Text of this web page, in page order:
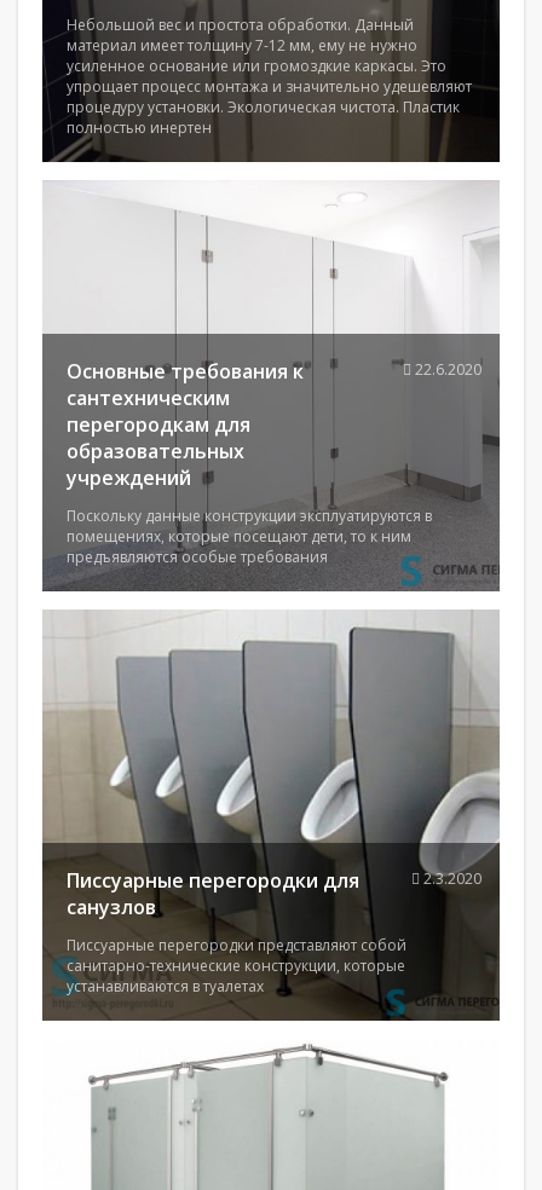
Небольшой вес и простота обработки. Данный
материал имеет толщину 7-12 мм, ему не нужно
усиленное основание или громоздкие каркасы. Это
упрощает процесс монтажа и значительно удешевляют
процедуру установки. Экологическая чистота. Пластик
полностью инертен
Основные требования к
сантехническим
перегородкам для
образовательных
учреждений
Поскольку данные конструкции эксплуатируются в
помещениях, которые посещают дети, то к ним
предъявляются особые требования
22.6.2020
Писсуарные перегородки для
санузлов
Писсуарные перегородки представляют собой
санитарно-технические конструкции, которые
устанавливаются в туалетах
2.3.2020